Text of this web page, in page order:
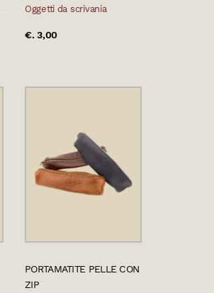
Oggetti da scrivania
€. 3,00
PORTAMATITE PELLE CON
ZIP